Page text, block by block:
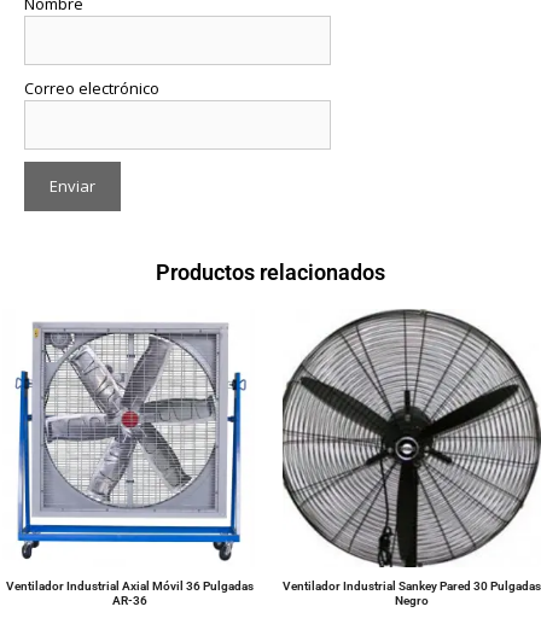
Correo electrónico
Productos relacionados
Ventilador Industrial Axial Móvil 36 Pulgadas
AR-36
Ventilador Industrial Sankey Pared 30 Pulgadas
Negro